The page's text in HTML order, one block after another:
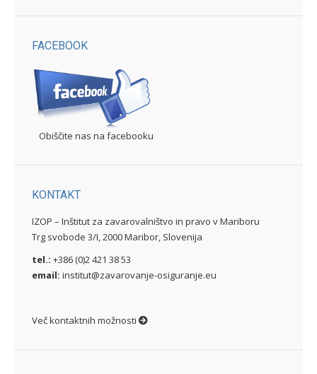
FACEBOOK
Obiščite nas na facebooku
KONTAKT
IZOP – Inštitut za zavarovalništvo in pravo v Mariboru
Trg svobode 3/I, 2000 Maribor, Slovenija
tel.: +386 (0)2 421 38 53
email: institut@zavarovanje-osiguranje.eu
Več kontaktnih možnosti